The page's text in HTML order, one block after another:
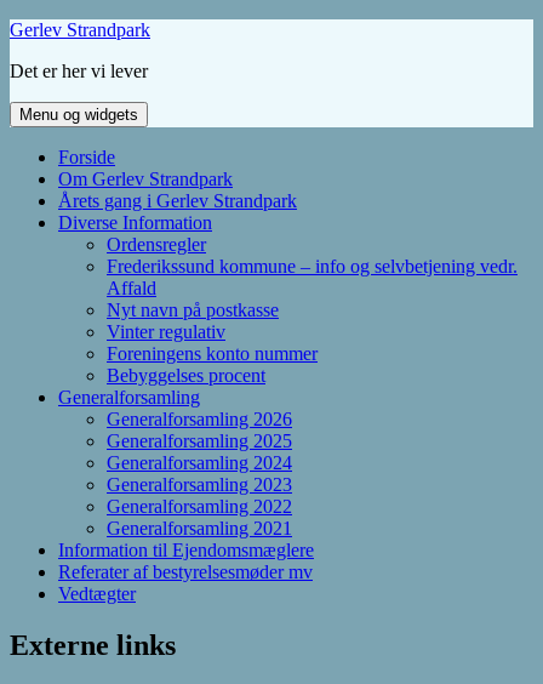
Hop
indhold
Gerlev Strandpark
Det er her vi lever
Menu og widgets
Forside
Om Gerlev Strandpark
Årets gang i Gerlev Strandpark
Diverse Information
Ordensregler
Frederikssund kommune – info og selvbetjening vedr.
Affald
Nyt navn på postkasse
Vinter regulativ
Foreningens konto nummer
Bebyggelses procent
Generalforsamling
Generalforsamling 2026
Generalforsamling 2025
Generalforsamling 2024
Generalforsamling 2023
Generalforsamling 2022
Generalforsamling 2021
Information til Ejendomsmæglere
Referater af bestyrelsesmøder mv
Vedtægter
Externe links